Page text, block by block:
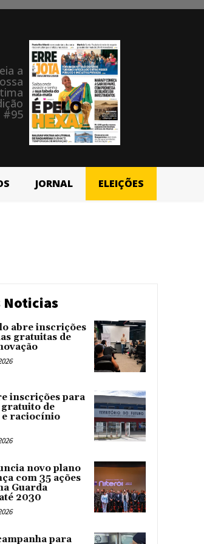
a
#95
JORNAL ELEIÇÕES
abre inscrições
gratuitas de
inscrições para
de
raciocínio
novo plano
com 35 ações
Guarda
2030
para